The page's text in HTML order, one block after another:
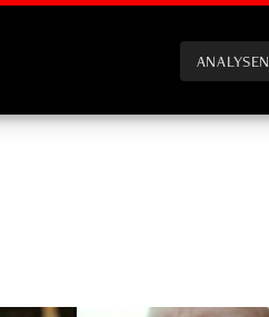
ANALYSEN